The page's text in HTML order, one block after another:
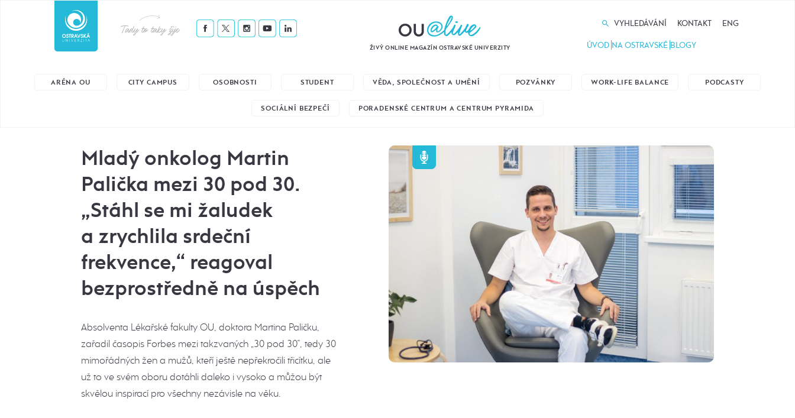
Tady to taky žije
ŽIVÝ ONLINE MAGAZÍN OSTRAVSKÉ UNIVERZITY
VYHLEDÁVÁNÍ KONTAKT ENG
ÚVOD NA OSTRAVSKÉ BLOGY
ARÉNA OU CITY CAMPUS OSOBNOSTI STUDENT VĚDA, SPOLEČNOST A UMĚNÍ POZVÁNKY WORK-LIFE BALANCE PODCASTY
SOCIÁLNÍ BEZPEČÍ PORADENSKÉ CENTRUM A CENTRUM PYRAMIDA
Mladý onkolog Martin
Palička mezi 30 pod 30.
„Stáhl se mi žaludek
a zrychlila srdeční
frekvence,“ reagoval
bezprostředně na úspěch
Absolventa Lékařské fakulty OU, doktora Martina Paličku,
zařadil časopis Forbes mezi takzvaných „30 pod 30“, tedy 30
mimořádných žen a mužů, kteří ještě nepřekročili třicítku, ale
už to ve svém oboru dotáhli daleko i vysoko a můžou být
skvělou inspirací pro všechny nezávisle na věku.